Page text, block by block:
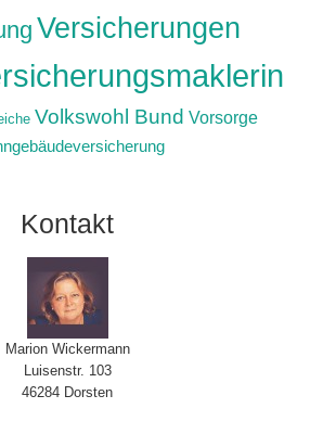
Versicherungen
Volkswohl Bund Vorsorge
Kontakt
Marion Wickermann
Luisenstr. 103
46284 Dorsten